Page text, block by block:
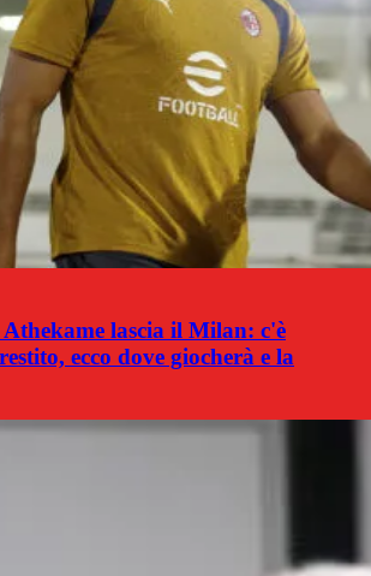
lascia il Milan: c'è
ecco dove giocherà e la